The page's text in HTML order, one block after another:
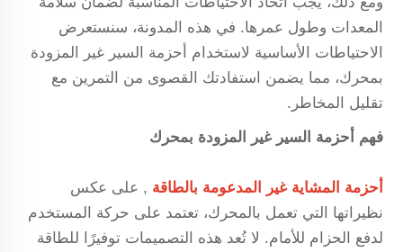
المعدات وطول عمرها. في هذه المدونة، سنستعرض
الاحتياطات الأساسية لاستخدام أحزمة السير غير المزودة
بمحرك، مما يضمن استفادتك القصوى من التمرين مع
تقليل المخاطر.
فهم أحزمة السير غير المزودة بمحرك
أحزمة المشاية غير المدعومة بالطاقة , على عكس
نظيراتها التي تعمل بالمحرك، تعتمد على حركة المستخدم
لدفع الحزام للأمام. لا تُعد هذه التصميمات توفيرًا للطاقة